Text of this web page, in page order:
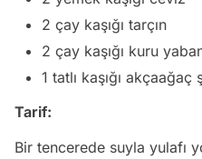
2 çay kaşığı tarçın
2 çay kaşığı kuru
1 tatlı kaşığı akçaağaç
Tarif:
Bir tencerede suyla yulafı